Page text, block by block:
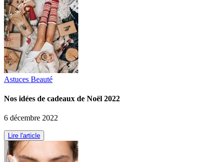
Astuces Beauté
Nos idées de cadeaux de Noël 2022
6 décembre 2022
Lire l'article